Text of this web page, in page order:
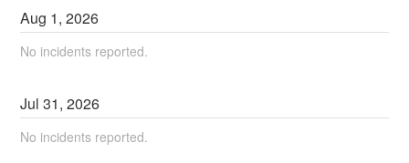
Aug 1,2026
No incidents reported.
Jul31,2026
No incidents reported.